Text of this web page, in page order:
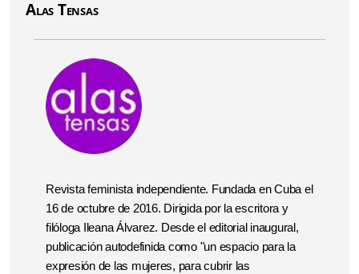
Alas Tensas
Revista feminista independiente. Fundada en Cuba el
16 de octubre de 2016. Dirigida por la escritora y
filóloga Ileana Álvarez. Desde el editorial inaugural,
publicación autodefinida como "un espacio para la
expresión de las mujeres, para cubrir las